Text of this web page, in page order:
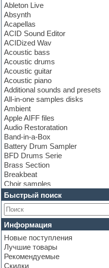
Ableton Live
Absynth
Acapellas
ACID Sound Editor
ACIDized Wav
Acoustic bass
Acoustic drums
Acoustic guitar
Acoustic piano
Additional sounds and presets
All-in-one samples disks
Ambient
Apple AIFF files
Audio Restoratation
Band-in-a-Box
Battery Drum Sampler
BFD Drums Serie
Brass Section
Breakbeat
Choir samples
Chris Hein Samples
Cinematic samples
Club bass
Club leads
Club sounds
Construction kits
Convolution
Cubase
Быстрый поиск
Информация
Новые поступления
Лучшие товары
Рекомендуемые
Скидки